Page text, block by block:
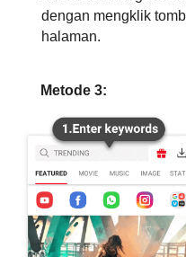
dengan mengklik
halaman.
Metode 3: